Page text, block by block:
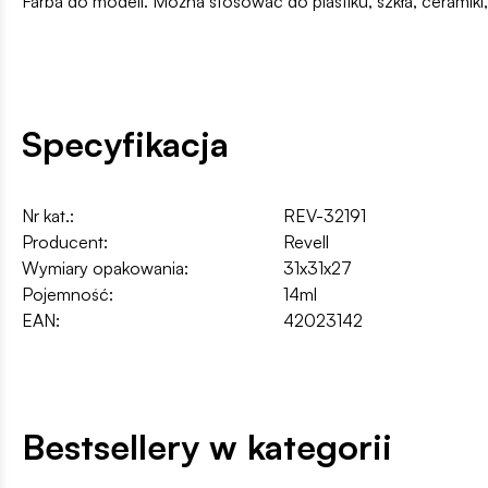
Specyfikacja
Nr kat.:
REV-32191
Producent:
Revell
Wymiary opakowania:
31x31x27
Pojemność:
14ml
EAN:
42023142
Bestsellery w kategorii